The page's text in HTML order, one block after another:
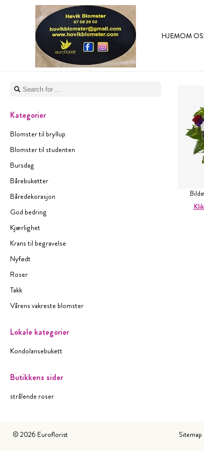
HJEMOM
Kategorier
Blomster til bryllup
Blomster til studenten
Bursdag
Bårebuketter
Båredekorasjon
God bedring
Kjærlighet
Krans til begravelse
Nyfødt
Roser
Takk
Vårens vakreste blomster
Lokale kategorier
Kondolansebukett
Butikkens sider
strålende roser
© 2026 Euroflorist Sitemap